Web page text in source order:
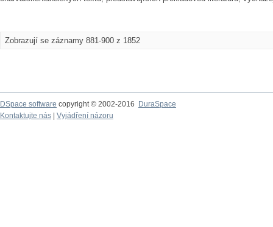
Zobrazují se záznamy 881-900 z 1852
DSpace software copyright © 2002-2016
DuraSpace
Kontaktujte nás
Vyjádření názoru